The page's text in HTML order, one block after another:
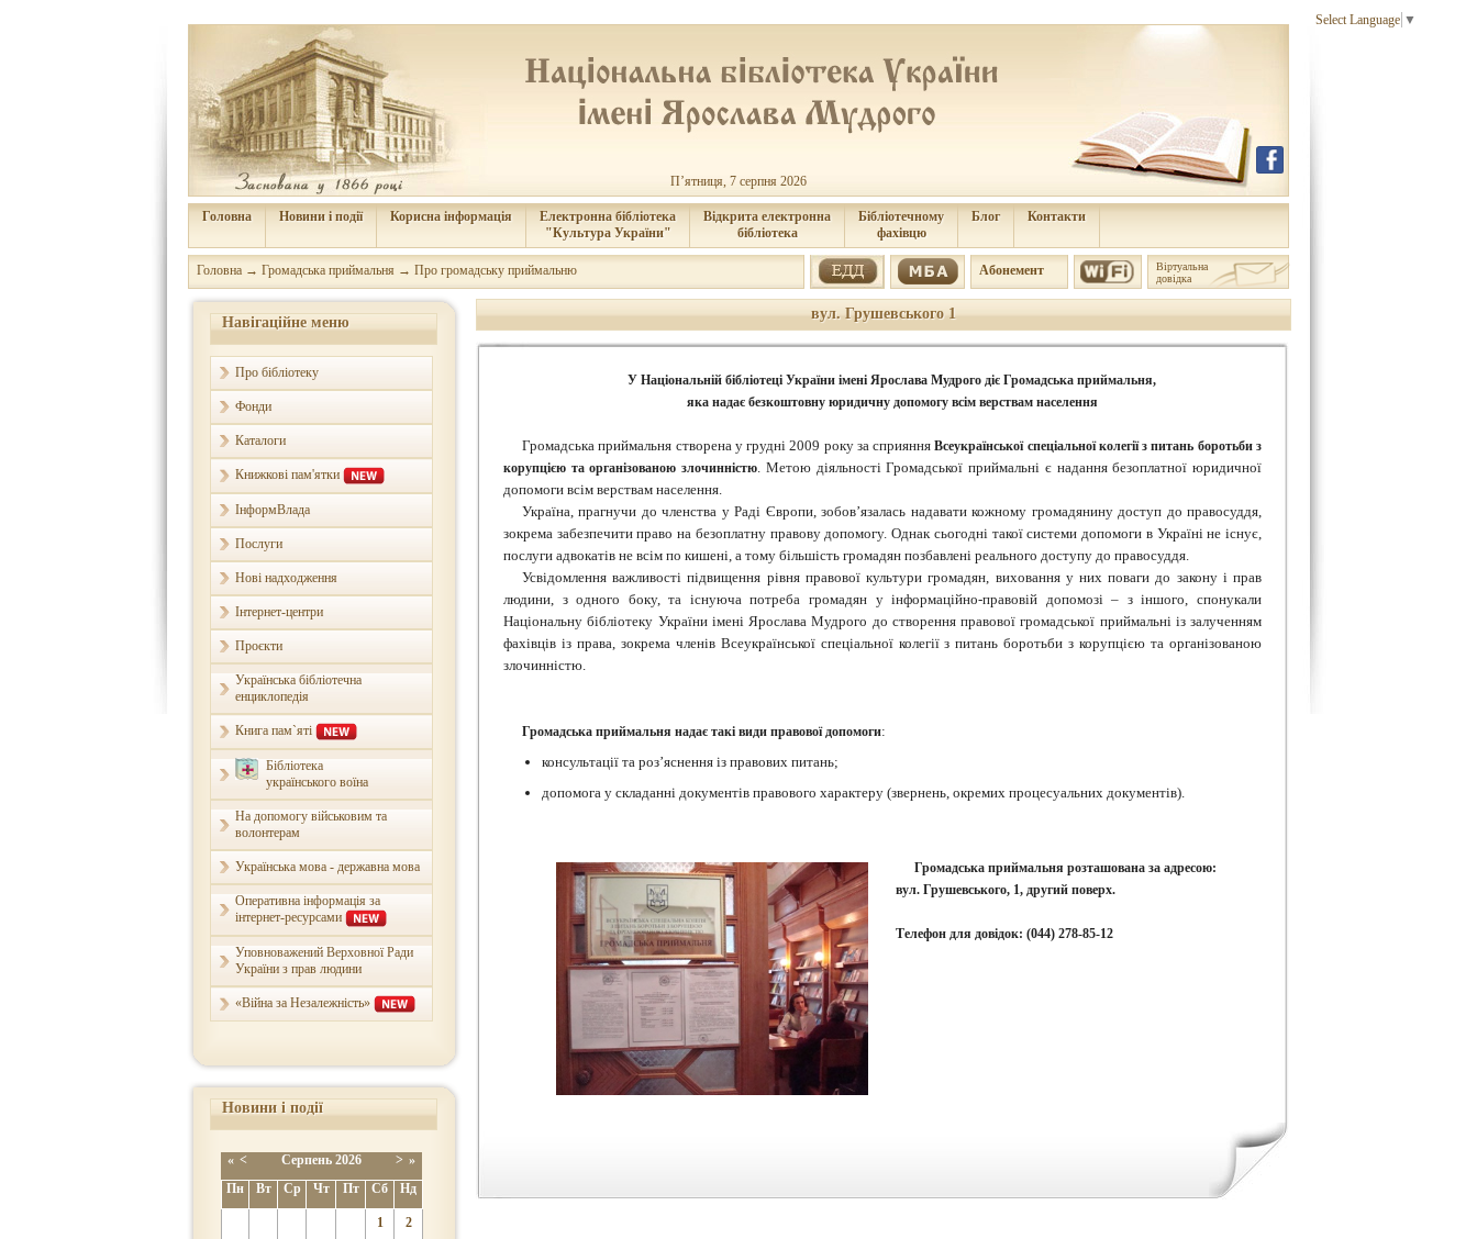
Select Language ▼
П’ятниця, 7 серпня 2026
Головна Новини і події Корисна інформація
Електронна бібліотека
"Культура України"
Відкрита електронна
бібліотека
Бібліотечному
фахівцю
Блог Контакти
Головна → Громадська приймальня → Про громадську приймальню Aбонемент
Віртуальна
довідка
Навігаційне меню
Про бібліотеку
Фонди
Каталоги
Книжкові пам'ятки
ІнформВлада
Послуги
Нові надходження
Інтернет-центри
Проєкти
Українська бібліотечна
енциклопедія
Книга пам`яті
Бібліотека
українського воїна
На допомогу військовим та
волонтерам
Українська мова - державна мова
Оперативна інформація за
інтернет-ресурсами
Уповноважений Верховної Ради
України з прав людини
«Війна за Незалежність»
Новини і події
« < Серпень2026 > »
Пн
Вт Ср Чт Пт Сб Нд
1 2
вул. Грушевського 1
У Національній бібліотеці України імені Ярослава Мудрого діє Громадська приймальня,
яка надає безкоштовну юридичну допомогу всім верствам населення
Громадська приймальня створена у грудні 2009 року за сприяння Всеукраїнської спеціальної колегії з питань боротьби з
корупцією та організованою злочинністю. Метою діяльності Громадської приймальні є надання безоплатної юридичної
допомоги всім верствам населення.
Україна, прагнучи до членства у Раді Європи, зобов’язалась надавати кожному громадянину доступ до правосуддя,
зокрема забезпечити право на безоплатну правову допомогу. Однак сьогодні такої системи допомоги в Україні не існує,
послуги адвокатів не всім по кишені, а тому більшість громадян позбавлені реального доступу до правосуддя.
Усвідомлення важливості підвищення рівня правової культури громадян, виховання у них поваги до закону і прав
людини, з одного боку, та існуюча потреба громадян у інформаційно-правовій допомозі – з іншого, спонукали
Національну бібліотеку України імені Ярослава Мудрого до створення правової громадської приймальні із залученням
фахівців із права, зокрема членів Всеукраїнської спеціальної колегії з питань боротьби з корупцією та організованою
злочинністю.
Громадська приймальня надає такі види правової допомоги:
консультації та роз’яснення із правових питань;
допомога у складанні документів правового характеру (звернень, окремих процесуальних документів).
Громадська приймальня розташована за адресою:
вул. Грушевського, 1, другий поверх.
Телефон для довідок: (044) 278-85-12